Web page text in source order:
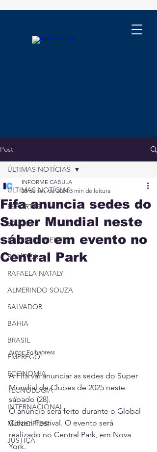
Post
ÚLTIMAS NOTÍCIAS
ESPORTES
SAÚDE
ENTRETENIMENTO
POLÍTICA
RAFAELA NATALY
ALMERINDO SOUZA
SALVADOR
BAHIA
BRASIL
EMPREGO
ECONOMIA
TECNOLOGIA
INTERNACIONAL
MUNICÍPIOS
JUSTIÇA
ÚLTIMAS NOTÍCIAS
Fifa anuncia sedes do
Super Mundial neste
sábado em evento no
Central Park
INFORME CABULA
28 de set. de 2024 3 min de leitura
Autor: Folhapress
A Fifa vai anunciar as sedes do Super
Mundial de Clubes de 2025 neste
sábado (28).
O anúncio será feito durante o Global
Citizen Festival. O evento será
realizado no Central Park, em Nova
York.